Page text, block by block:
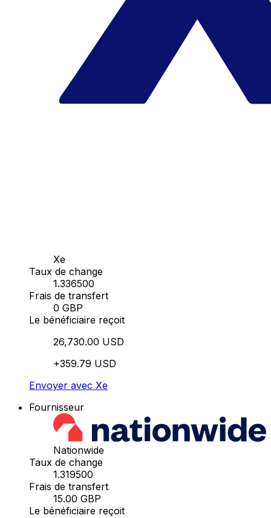
Xe
Taux de change
1.336500
Frais de transfert
0 GBP
Le bénéficiaire reçoit
26,730.00 USD
+359.79 USD
Envoyer avec Xe
Fournisseur
Nationwide
Taux de change
1.319500
Frais de transfert
15.00 GBP
Le bénéficiaire reçoit